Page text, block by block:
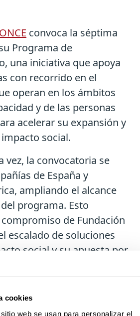
cookies
web se usan para personalizar el
convoca la séptima
Programa de
una iniciativa que apoya
con recorrido en el
operan en los ámbitos
y de las personas
acelerar su expansión y
social.
vez, la convocatoria se
de España y
ampliando el alcance
programa. Esto
de Fundación
escalado de soluciones
social y su apuesta por
con PwC, que